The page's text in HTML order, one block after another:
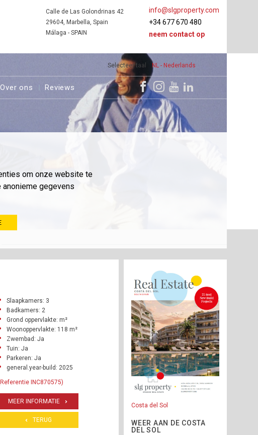
om onze website te
gegevens
Selecteer taal NL - Nederlands
info@slgproperty.com
+34 677 670 480
neem contact op
Calle de Las Golondrinas 42
29604, Marbella, Spain
Málaga - SPAIN
Over ons Reviews
Slaapkamers: 3
Badkamers: 2
Grond oppervlakte: m²
Woonoppervlakte: 118 m²
Zwembad: Ja
Tuin: Ja
Parkeren: Ja
general.year-build: 2025
INC870575)
MEER INFORMATIE
TERUG
Costa del Sol
WEER AAN DE COSTA
DEL SOL